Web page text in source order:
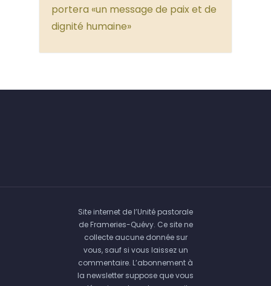
portera «un message de paix et de
dignité humaine»
Site internet de l’Unité pastorale
de Frameries-Quévy. Ce site ne
collecte aucune donnée sur
vous, sauf si vous laissez un
commentaire. L’abonnement à
la newsletter suppose que vous